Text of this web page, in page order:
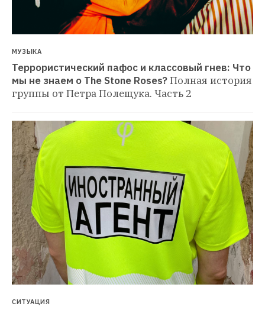
МУЗЫКА
Террористический пафос и классовый гнев: Что
мы не знаем о The Stone Roses?Полная история
группы от Петра Полещука. Часть 2
СИТУАЦИЯ